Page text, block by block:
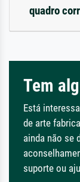
quadro
Tem
Está
de arte
ainda não se
suporte ou